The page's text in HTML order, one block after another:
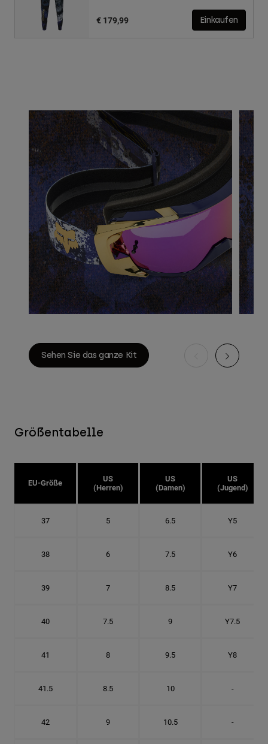
€ 179,99 Einkaufen
Sehen Sie das ganze Kit
Größentabelle
EU-Größe
US
(Herren)
US
(Damen)
US
(Jugend)
37 5 6.5 Y5
38 6 7.5 Y6
39 7 8.5 Y7
40 7.5 9 Y7.5
41 8 9.5 Y8
41.5 8.5 10 -
42 9 10.5 -